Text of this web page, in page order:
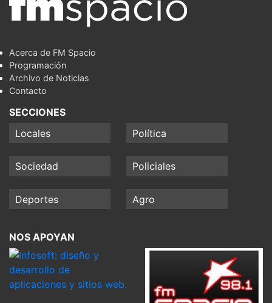
Acerca de FM Spacio
Programación
Archivo de Noticias
Contacto
SECCIONES
Locales
Política
Sociedad Policiales
Deportes Agro
NOS APOYAN